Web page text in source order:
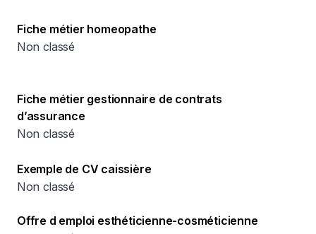
Fiche métier homeopathe
Non classé
Fiche métier gestionnaire de contrats
d’assurance
Non classé
Exemple de CV caissière
Non classé
Offre d emploi esthéticienne-cosméticienne